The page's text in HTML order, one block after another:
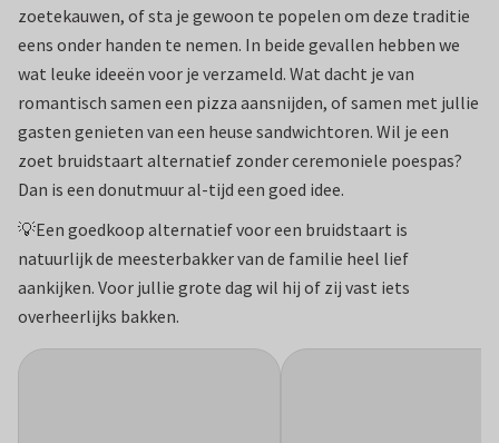
zoetekauwen, of sta je gewoon te popelen om deze traditie
eens onder handen te nemen. In beide gevallen hebben we
wat leuke ideeën voor je verzameld. Wat dacht je van
romantisch samen een pizza aansnijden, of samen met jullie
gasten genieten van een heuse sandwichtoren. Wil je een
zoet bruidstaart alternatief zonder ceremoniele poespas?
Dan is een donutmuur al-tijd een goed idee.
💡Een goedkoop alternatief voor een bruidstaart is
natuurlijk de meesterbakker van de familie heel lief
aankijken. Voor jullie grote dag wil hij of zij vast iets
overheerlijks bakken.